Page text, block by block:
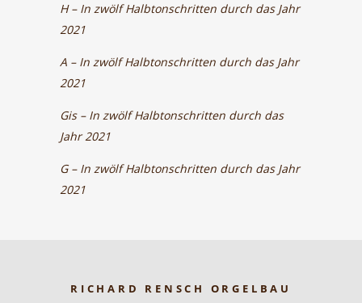
H – In zwölf Halbtonschritten durch das Jahr
2021
A – In zwölf Halbtonschritten durch das Jahr
2021
Gis – In zwölf Halbtonschritten durch das
Jahr 2021
G – In zwölf Halbtonschritten durch das Jahr
2021
RICHARD RENSCH ORGELBAU